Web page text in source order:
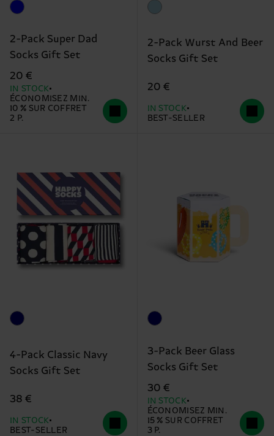
2-Pack Super Dad
Socks Gift Set
20 €
IN STOCK
ÉCONOMISEZ MIN.
10 % SUR COFFRET
2 P.
2-Pack Wurst And Beer
Socks Gift Set
20 €
IN STOCK
BEST-SELLER
4-Pack Classic Navy
Socks Gift Set
38 €
IN STOCK
BEST-SELLER
3-Pack Beer Glass
Socks Gift Set
30 €
IN STOCK
ÉCONOMISEZ MIN.
15 % SUR COFFRET
3 P.